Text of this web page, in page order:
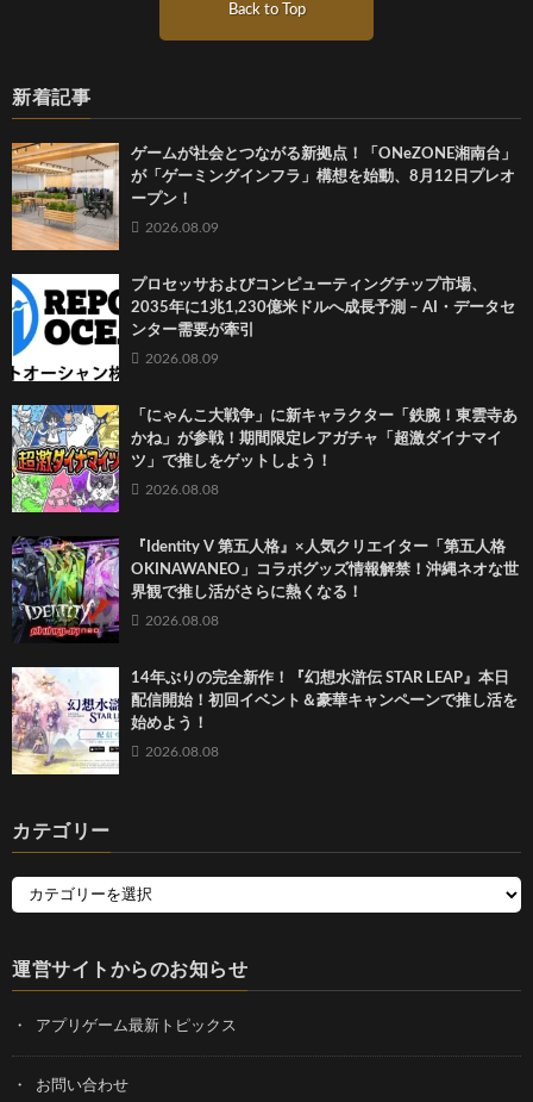
Back to Top
新着記事
ゲームが社会とつながる新拠点！「ONeZONE湘南台」
が「ゲーミングインフラ」構想を始動、8月12日プレオ
ープン！
2026.08.09
プロセッサおよびコンピューティングチップ市場、
2035年に1兆1,230億米ドルへ成長予測 – AI・データセ
ンター需要が牽引
2026.08.09
「にゃんこ大戦争」に新キャラクター「鉄腕！東雲寺あ
かね」が参戦！期間限定レアガチャ「超激ダイナマイ
ツ」で推しをゲットしよう！
2026.08.08
『Identity V 第五人格』×人気クリエイター「第五人格
OKINAWANEO」コラボグッズ情報解禁！沖縄ネオな世
界観で推し活がさらに熱くなる！
2026.08.08
14年ぶりの完全新作！『幻想水滸伝 STAR LEAP』本日
配信開始！初回イベント＆豪華キャンペーンで推し活を
始めよう！
2026.08.08
カテゴリー
運営サイトからのお知らせ
アプリゲーム最新トピックス
お問い合わせ